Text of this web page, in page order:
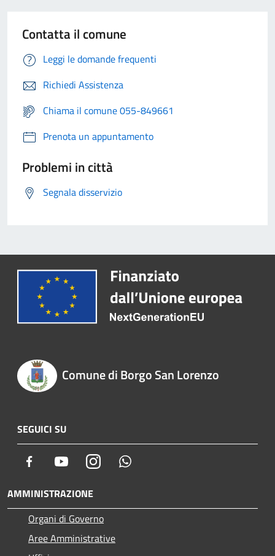
Contatta il comune
Leggi le domande frequenti
Richiedi Assistenza
Chiama il comune 055-849661
Prenota un appuntamento
Problemi in città
Segnala disservizio
Comune di Borgo San Lorenzo
SEGUICI SU
Facebook YoutubeInstagram
AMMINISTRAZIONE
Organi di Governo
Aree Amministrative